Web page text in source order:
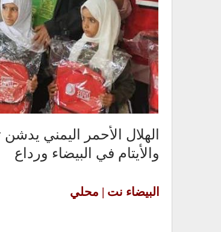
والأيتام في البيضاء ورداع
البيضاء نت | محلي